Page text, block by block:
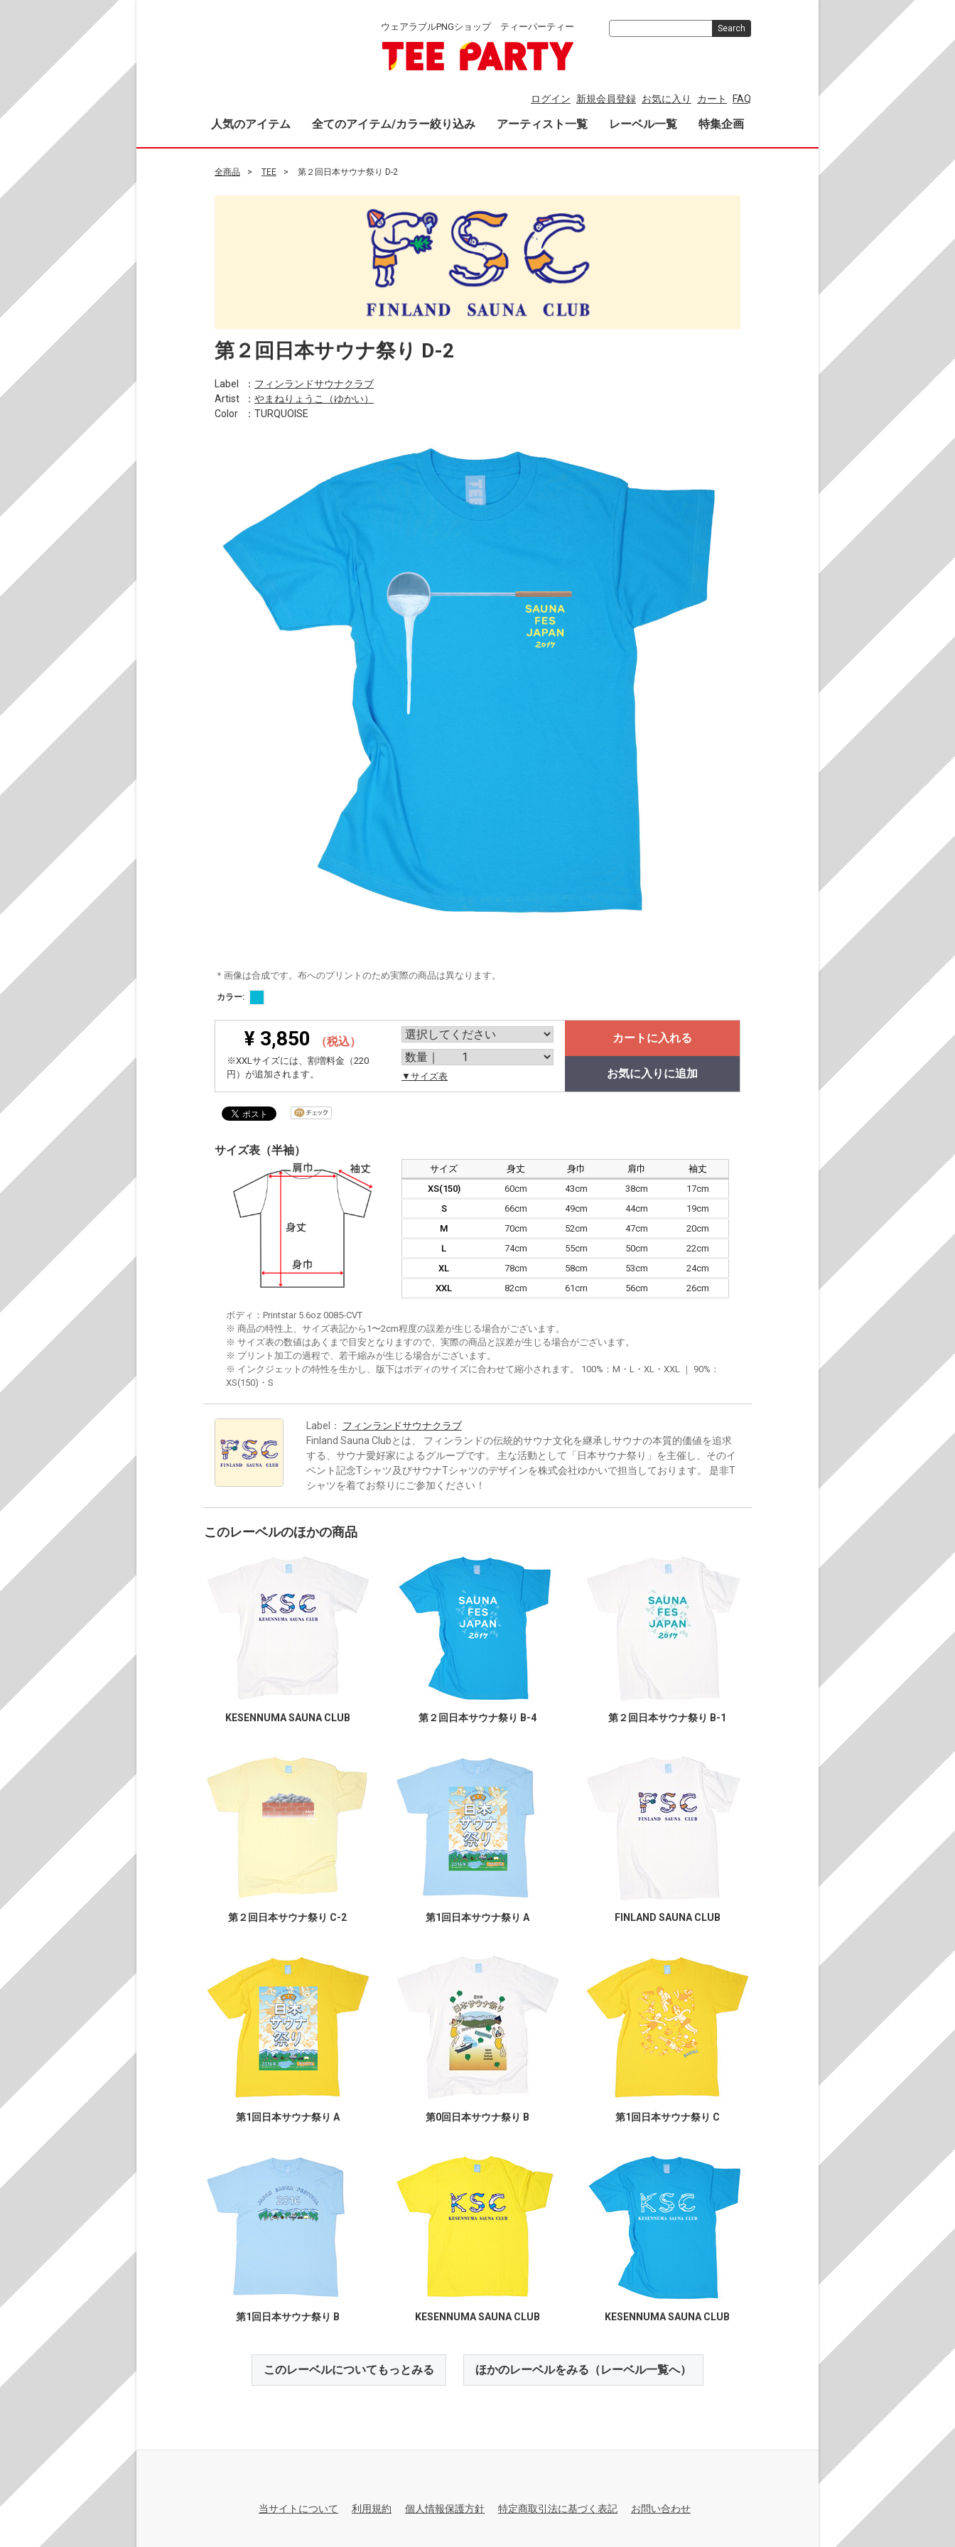
ウェアラブルPNGショップ ティーパーティー
ログイン 新規会員登録 お気に入り カート FAQ
人気のアイテム 全てのアイテム/カラー絞り込み アーティスト一覧 レーベル一覧 特集企画
Search
全商品 TEE 第２回日本サウナ祭り D-2
第２回日本サウナ祭り D-2
Label ： フィンランドサウナクラブ
Artist
： やまねりょうこ（ゆかい）
Color
：TURQUOISE
＊画像は合成です。布へのプリントのため実際の商品は異なります。
カラー:
¥ 3,850 （税込）
※XXLサイズには、割増料金（220
円）が追加されます。
▼サイズ表
カートに入れる
お気に入りに追加
サイズ表（半袖）
サイズ 身丈 身巾 肩巾
袖丈
XS(150)
60cm 43cm 38cm
17cm
S
66cm 49cm 44cm
19cm
M
70cm 52cm 47cm
20cm
L
74cm 55cm 50cm
22cm
XL
78cm 58cm 53cm
24cm
XXL
82cm 61cm 56cm 26cm
ボディ：Printstar 5.6oz 0085-CVT
※ 商品の特性上、サイズ表記から1〜2cm程度の誤差が生じる場合がございます。
※ サイズ表の数値はあくまで目安となりますので、実際の商品と誤差が生じる場合がございます。
※ プリント加工の過程で、若干縮みが生じる場合がございます。
※ インクジェットの特性を生かし、版下はボディのサイズに合わせて縮小されます。 100%：M・L・XL・XXL ｜ 90%：
XS(150)・S
Label： フィンランドサウナクラブ
Finland Sauna Clubとは、 フィンランドの伝統的サウナ文化を継承しサウナの本質的価値を追求
する、サウナ愛好家によるグループです。 主な活動として「日本サウナ祭り」を主催し、そのイ
ベント記念Tシャツ及びサウナTシャツのデザインを株式会社ゆかいで担当しております。 是非T
シャツを着てお祭りにご参加ください！
このレーベルのほかの商品
KESENNUMA SAUNA CLUB 第２回日本サウナ祭り B-4 第２回日本サウナ祭り B-1
第２回日本サウナ祭り C-2 第1回日本サウナ祭り A FINLAND SAUNA CLUB
第1回日本サウナ祭り A 第0回日本サウナ祭り B 第1回日本サウナ祭り C
第1回日本サウナ祭り B KESENNUMA SAUNA CLUB KESENNUMA SAUNA CLUB
このレーベルについてもっとみる ほかのレーベルをみる（レーベル一覧へ）
当サイトについて 利用規約 個人情報保護方針 特定商取引法に基づく表記 お問い合わせ